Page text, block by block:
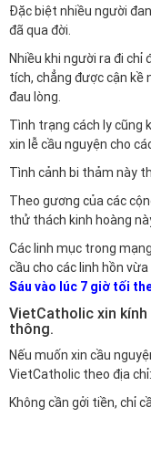
Đặc biệt nhiều người
đã qua đời.
Nhiều khi người ra đi chỉ
tích, chẳng được cận kề
đau lòng.
Tình trạng cách ly cũng
xin lễ cầu nguyện cho
Tình cảnh bi thảm này
Theo gương của các
thử thách kinh hoàng
Các linh mục trong
cầu cho các linh hồn
Sáu vào lúc 7 giờ tối
VietCatholic xin kính
thông.
Nếu muốn xin cầu
VietCatholic theo địa chỉ:
Không cần gởi tiền, chỉ